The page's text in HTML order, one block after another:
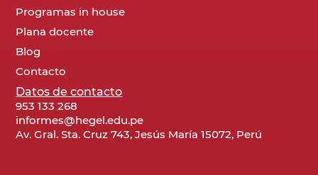
Programas in house
Plana docente
Blog
Contacto
Datos de contacto
953 133 268
informes@hegel.edu.pe
Av. Gral. Sta. Cruz 743, Jesús María 15072, Perú